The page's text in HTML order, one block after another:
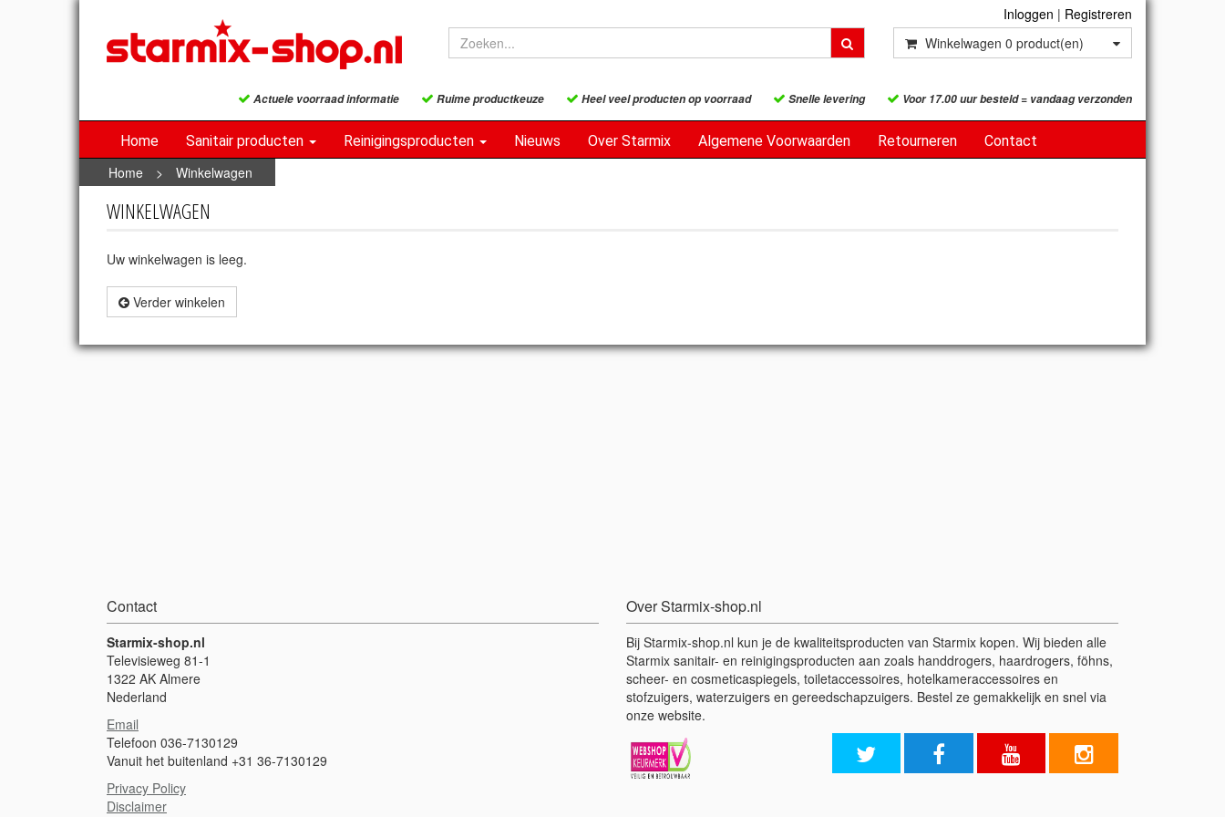
Inloggen | Registreren
Winkelwagen 0 product(en)
Actuele voorraad informatie Ruime productkeuze Heel veel producten op voorraad Snelle levering Voor 17.00 uur besteld = vandaag verzonden
Home Sanitair producten Reinigingsproducten Nieuws Over Starmix Algemene Voorwaarden Retourneren Contact
Home > Winkelwagen
WINKELWAGEN
Uw winkelwagen is leeg.
Verder winkelen
Contact
Starmix-shop.nl
Televisieweg 81-1
1322 AK Almere
Nederland
Email
Telefoon 036-7130129
Vanuit het buitenland +31 36-7130129
Privacy Policy
Disclaimer
Over Starmix-shop.nl
Bij Starmix-shop.nl kun je de kwaliteitsproducten van Starmix kopen. Wij bieden alle
Starmix sanitair- en reinigingsproducten aan zoals handdrogers, haardrogers, föhns,
scheer- en cosmeticaspiegels, toiletaccessoires, hotelkameraccessoires en
stofzuigers, waterzuigers en gereedschapzuigers. Bestel ze gemakkelijk en snel via
onze website.